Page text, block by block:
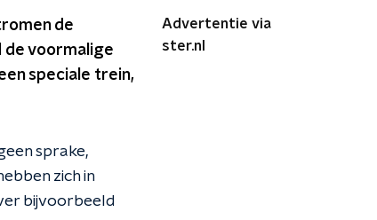
de
de voormalige
speciale trein,
sprake,
zich in
bijvoorbeeld
Advertentie via
ster.nl